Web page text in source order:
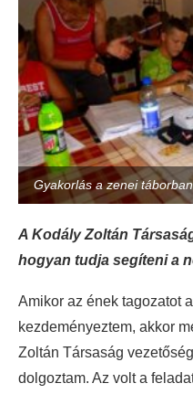
Gyakorlás a zenei
A Kodály Zoltán
hogyan tudja segíteni a
Amikor az ének tagozatot
kezdeményeztem, akkor
Zoltán Társaság
dolgoztam. Az volt a